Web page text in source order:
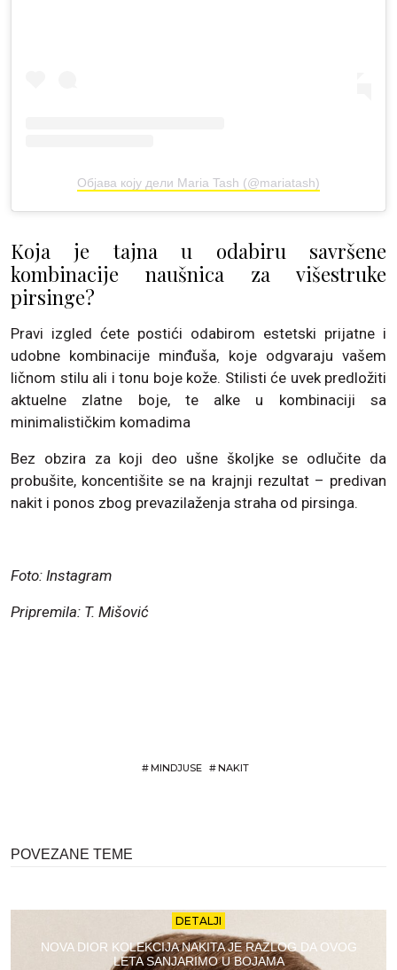
Објава коју дели Maria Tash (@mariatash)
Koja je tajna u odabiru savršene
kombinacije naušnica za višestruke
pirsinge?
Pravi izgled ćete postići odabirom estetski prijatne i
udobne kombinacije minđuša, koje odgvaraju vašem
ličnom stilu ali i tonu boje kože. Stilisti će uvek predložiti
aktuelne zlatne boje, te alke u kombinaciji sa
minimalističkim komadima
Bez obzira za koji deo ušne školjke se odlučite da
probušite, koncentišite se na krajnji rezultat – predivan
nakit i ponos zbog prevazilaženja straha od pirsinga.
Foto: Instagram
Pripremila: T. Mišović
#MINDJUSE #NAKIT
POVEZANE TEME
DETALJI
NOVA DIOR KOLEKCIJA NAKITA JE RAZLOG DA OVOG
LETA SANJARIMO U BOJAMA